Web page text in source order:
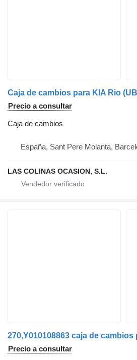
Caja de cambios para KIA Rio
Precio a consultar
Caja de cambios
España, Sant Pere Molanta,
LAS COLINAS OCASION, S.L.
Precio a consultar